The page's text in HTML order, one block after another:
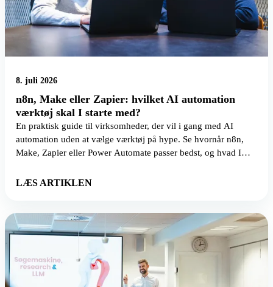
8. juli 2026
n8n, Make eller Zapier: hvilket AI automation
værktøj skal I starte med?
En praktisk guide til virksomheder, der vil i gang med AI
automation uden at vælge værktøj på hype. Se hvornår n8n,
Make, Zapier eller Power Automate passer bedst, og hvad I
LÆS ARTIKLEN